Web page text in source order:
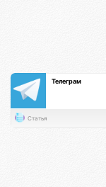
Телеграм
Статья